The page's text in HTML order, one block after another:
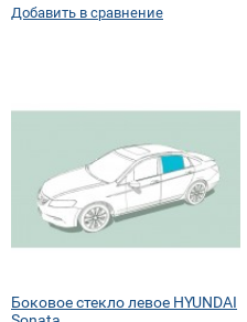
Добавить в сравнение
Боковое стекло левое HYUNDAI